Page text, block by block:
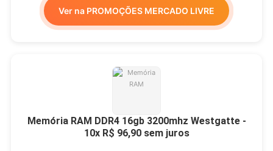
Ver na PROMOÇÕES MERCADO LIVRE
Memória RAM DDR4 16gb 3200mhz Westgatte -
10x R$ 96,90 sem juros